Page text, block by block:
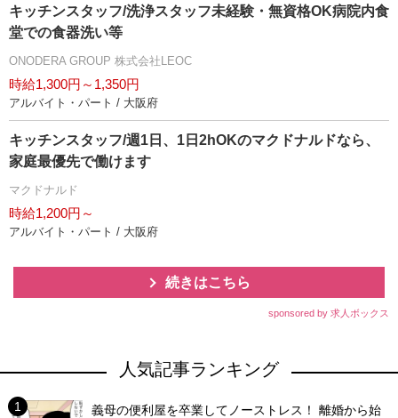
キッチンスタッフ/洗浄スタッフ未経験・無資格OK病院内食
堂での食器洗い等
ONODERA GROUP 株式会社LEOC
時給1,300円～1,350円
アルバイト・パート / 大阪府
キッチンスタッフ/週1日、1日2hOKのマクドナルドなら、
家庭最優先で働けます
マクドナルド
時給1,200円～
アルバイト・パート / 大阪府
続きはこちら
sponsored by 求人ボックス
人気記事ランキング
義母の便利屋を卒業してノーストレス！ 離婚から始